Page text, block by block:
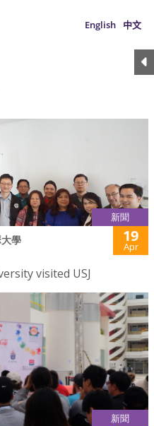
English 中文
新聞
學 19
Apr
visited USJ
新聞